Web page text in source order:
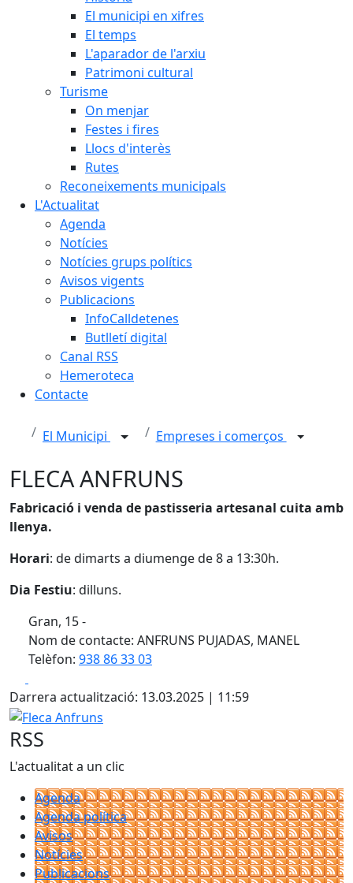
El municipi en xifres
El temps
L'aparador de l'arxiu
Patrimoni cultural
Turisme
On menjar
Festes i fires
Llocs d'interès
Rutes
Reconeixements municipals
L'Actualitat
Agenda
Notícies
Notícies grups polítics
Avisos vigents
Publicacions
InfoCalldetenes
Butlletí digital
Canal RSS
Hemeroteca
Contacte
El Municipi Empreses i comerços
FLECA ANFRUNS
Fabricació i venda de pastisseria artesanal cuita amb
llenya.
Horari: de dimarts a diumenge de 8 a 13:30h.
Dia Festiu: dilluns.
Gran, 15 -
Nom de contacte: ANFRUNS PUJADAS, MANEL
Telèfon: 938 86 33 03
Darrera actualització: 13.03.2025 | 11:59
Fleca Anfruns
RSS
L'actualitat a un clic
Agenda
Agenda política
Avisos
Notícies
Publicacions